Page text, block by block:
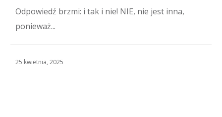
Odpowiedź brzmi: i tak i nie! NIE, nie jest inna,
ponieważ...
25 kwietnia, 2025